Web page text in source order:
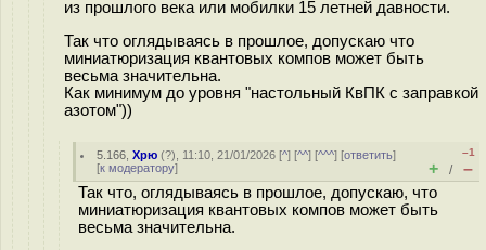
из прошлого века или мобилки 15 летней давности.
Так что оглядываясь в прошлое, допускаю что
миниатюризация квантовых компов может быть
весьма значительна.
Как минимум до уровня "настольный КвПК с заправкой
азотом"))
5.166 ,Хрю (?), 11:10, 21/01/2026 [^] [^^] [^^^] [ответить]
[к модератору]
–1
+ / –
Так что, оглядываясь в прошлое, допускаю, что
миниатюризация квантовых компов может быть
весьма значительна.